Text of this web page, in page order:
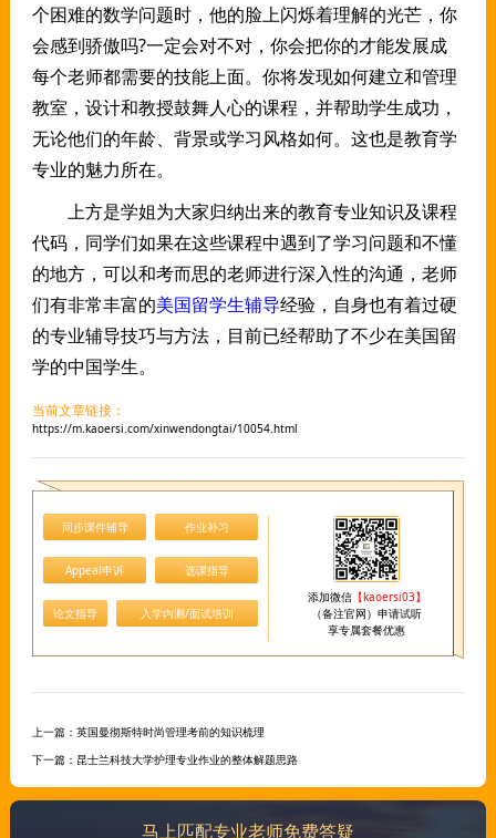
个困难的数学问题时，他的脸上闪烁着理解的光芒，你
会感到骄傲吗?一定会对不对，你会把你的才能发展成
每个老师都需要的技能上面。你将发现如何建立和管理
教室，设计和教授鼓舞人心的课程，并帮助学生成功，
无论他们的年龄、背景或学习风格如何。这也是教育学
专业的魅力所在。
上方是学姐为大家归纳出来的教育专业知识及课程
代码，同学们如果在这些课程中遇到了学习问题和不懂
的地方，可以和考而思的老师进行深入性的沟通，老师
们有非常丰富的美国留学生辅导经验，自身也有着过硬
的专业辅导技巧与方法，目前已经帮助了不少在美国留
学的中国学生。
当前文章链接：
https://m.kaoersi.com/xinwendongtai/10054.html
同步课件辅导 作业补习
Appeal申诉 选课指导
论文指导 入学内测/面试培训
添加微信【kaoersi03】
（备注官网）申请试听
享专属套餐优惠
上一篇： 英国曼彻斯特时尚管理考前的知识梳理
下一篇： 昆士兰科技大学护理专业作业的整体解题思路
马上匹配专业老师免费答疑